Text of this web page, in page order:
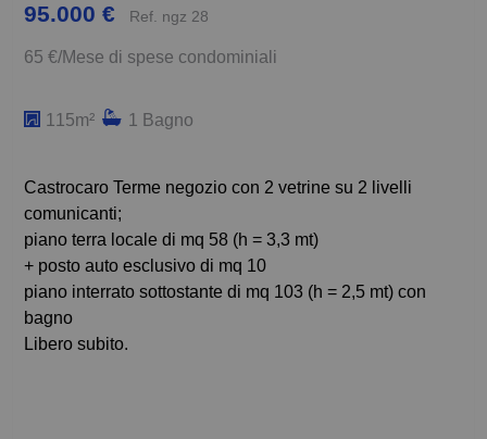
95.000 € Ref. ngz 28
65 €/Mese di spese condominiali
115m² 1 Bagno
Castrocaro Terme negozio con 2 vetrine su 2 livelli
comunicanti;
piano terra locale di mq 58 (h = 3,3 mt)
+ posto auto esclusivo di mq 10
piano interrato sottostante di mq 103 (h = 2,5 mt) con
bagno
Libero subito.